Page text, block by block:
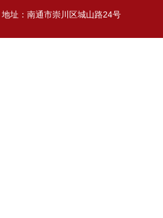
地址：南通市崇川区城山路24号